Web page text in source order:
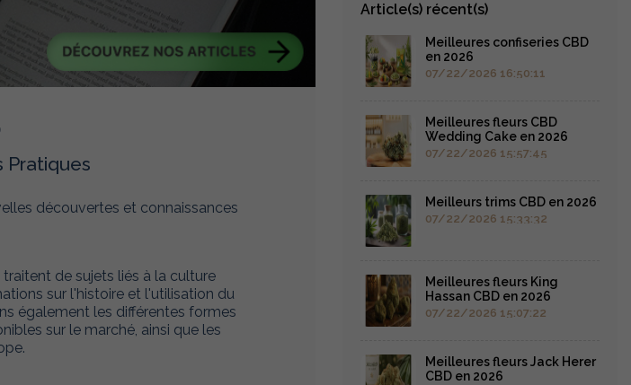
Pratiques
découvertes et connaissances
de sujets liés à la culture
sur l'histoire et l'utilisation du
également les différentes formes
sur le marché, ainsi que les
Article(s) récent(s)
Meilleures confiseries CBD
en 2026
07/22/2026 16:50:11
Meilleures fleurs CBD
Wedding Cake en 2026
07/22/2026 15:57:45
Meilleurs trims CBD en 2026
07/22/2026 15:33:32
Meilleures fleurs King
Hassan CBD en 2026
07/22/2026 15:07:22
Meilleures fleurs Jack Herer
CBD en 2026